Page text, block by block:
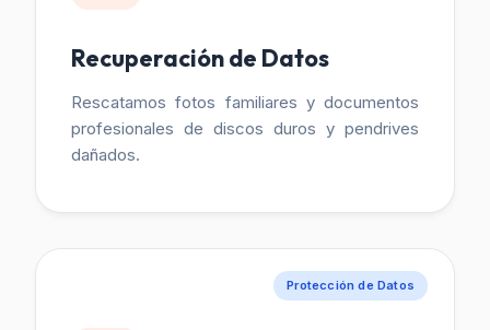
Recuperación de Datos
Rescatamos fotos familiares y documentos
profesionales de discos duros y pendrives
dañados.
Protección de Datos